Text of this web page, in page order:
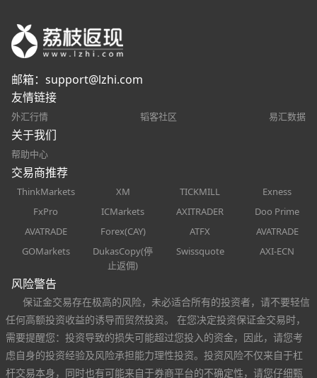
邮箱： support@lzhi.com
友情链接
外汇行情 韬客社区 易汇数据
关于我们
帮助中心
交易商推荐
ThinkMarkets XM TICKMILL
Exness
FxPro
ICMarkets AXITRADER
Doo Prime
AVATRADE
Forex(CAY) ATFX
AVATRADE
GOMarkets
DukasCopy(停
止返佣)
Swissquote AXI-ECN
风险警告
保证金交易存在极高的风险，未必适合所有的投资者，请不要轻信
任何高额投资收益的诱导而贸然投资。 在您决定投资保证金交易时，
需要提醒您：投资导致的损失可能超过您投入的资金，因此，请您考
虑自身的投资经验及风险承担能力理性投资。投资风险不仅来自于杠
杆交易本身，同时也有可能来自于券商平台的不确定性，请您仔细甄